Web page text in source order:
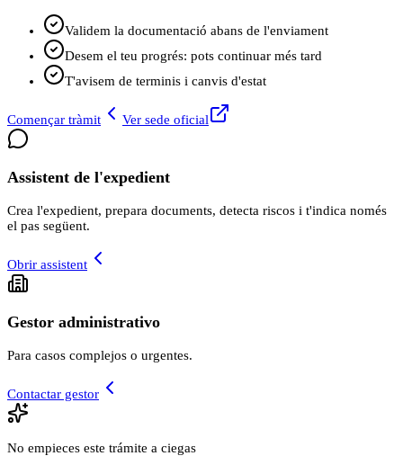
Validem la documentació abans de l'enviament
Desem el teu progrés: pots continuar més tard
T'avisem de terminis i canvis d'estat
Començar tràmit Ver sede oficial
Assistent de l'expedient
Crea l'expedient, prepara documents, detecta riscos i t'indica només
el pas següent.
Obrir assistent
Gestor administrativo
Para casos complejos o urgentes.
Contactar gestor
No empieces este trámite a ciegas